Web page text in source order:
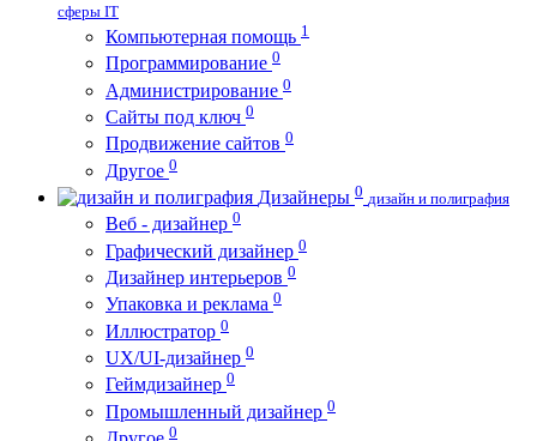
сферы IT
Компьютерная помощь 1
Программирование 0
Администрирование 0
Сайты под ключ 0
Продвижение сайтов 0
Другое 0
Дизайнеры 0 дизайн и полиграфия
Веб - дизайнер 0
Графический дизайнер 0
Дизайнер интерьеров 0
Упаковка и реклама 0
Иллюстратор 0
UX/UI-дизайнер 0
Геймдизайнер 0
Промышленный дизайнер 0
0